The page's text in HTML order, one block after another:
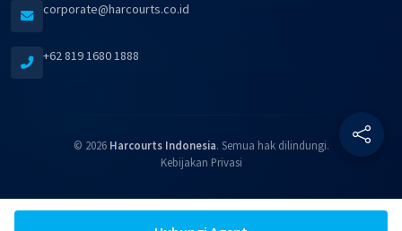
corporate@harcourts.co.id
+62 819 1680 1888
© 2026 Harcourts Indonesia. Semua hak dilindungi.
Kebijakan Privasi